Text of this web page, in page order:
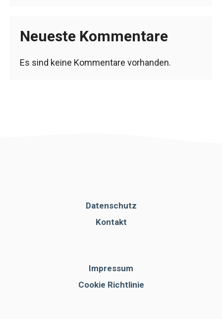
Neueste Kommentare
Es sind keine Kommentare vorhanden.
Datenschutz
Kontakt
Impressum
Cookie Richtlinie